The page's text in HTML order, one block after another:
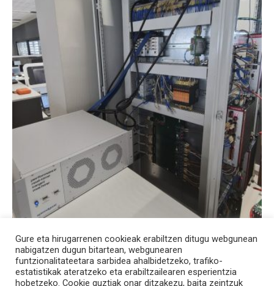
Gure eta hirugarrenen cookieak erabiltzen ditugu webgunean
nabigatzen dugun bitartean, webgunearen
funtzionalitateetara sarbidea ahalbidetzeko, trafiko-
estatistikak ateratzeko eta erabiltzailearen esperientzia
hobetzeko. Cookie guztiak onar ditzakezu, baita zeintzuk